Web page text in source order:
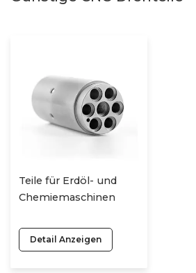
Teile für Erdöl- und
Chemiemaschinen
Detail Anzeigen